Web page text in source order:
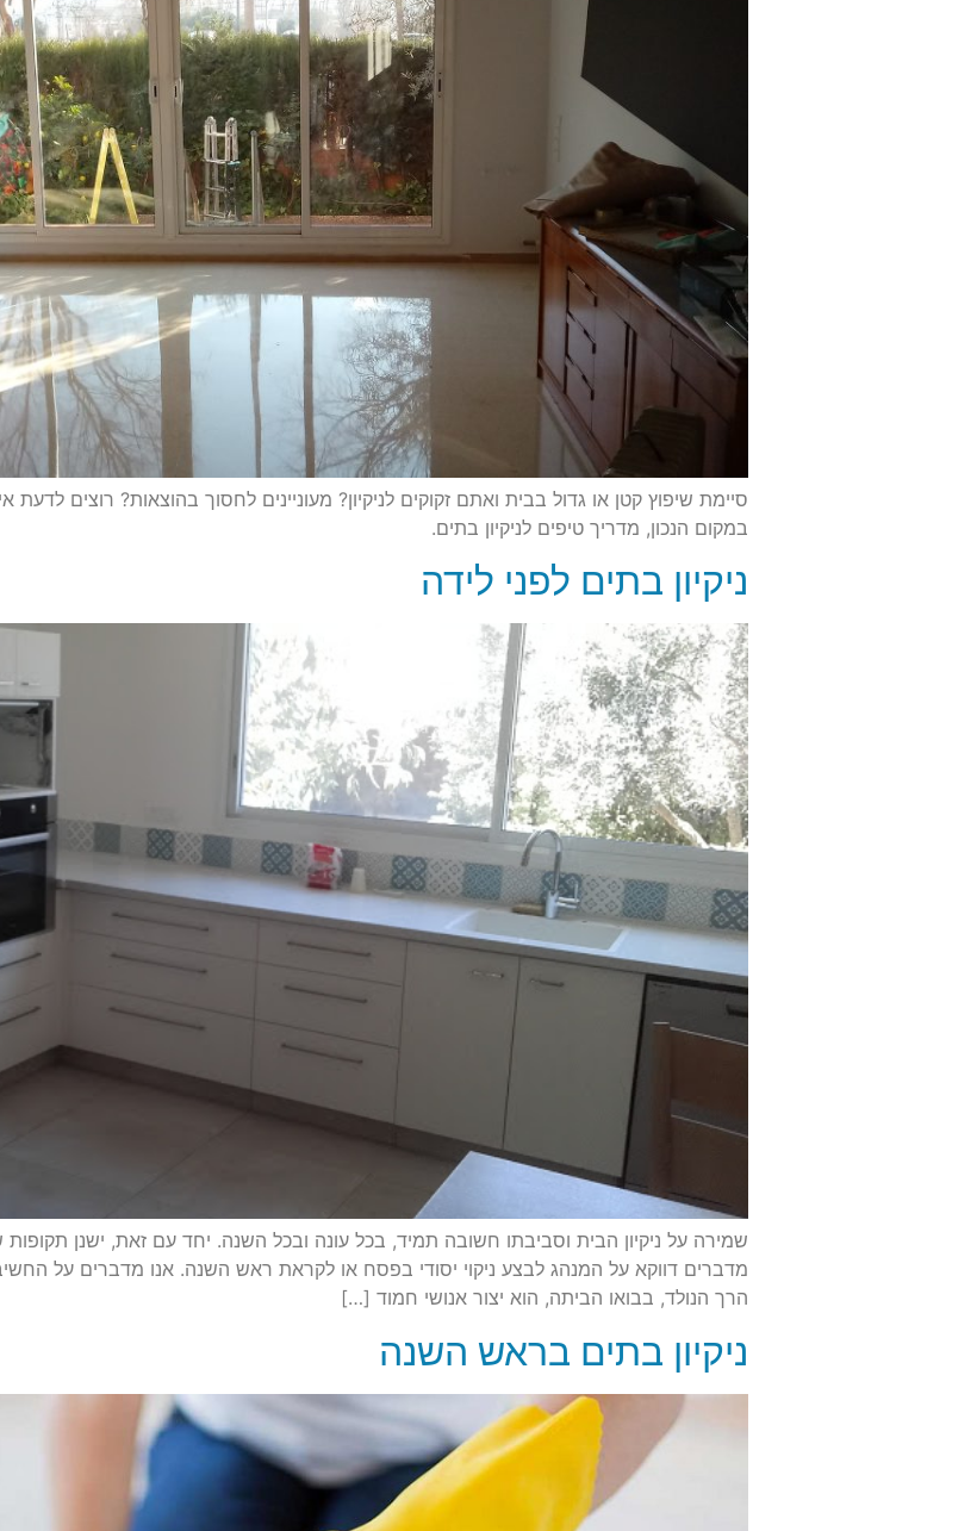
סיימת שיפוץ קטן או גדול בבית ואתם זקוקים לניקיון? מעוניינים לחסוך בהוצאות? רוצים
במקום הנכון, מדריך טיפים לניקיון בתים.
ניקיון בתים לפני לידה
שמירה על ניקיון הבית וסביבתו חשובה תמיד, בכל עונה ובכל השנה. יחד עם זאת, ישנן תקופות
מדברים דווקא על המנהג לבצע ניקוי יסודי בפסח או לקראת ראש השנה. אנו מדברים על
הרך הנולד, בבואו הביתה, הוא יצור אנושי חמוד […]
ניקיון בתים בראש השנה